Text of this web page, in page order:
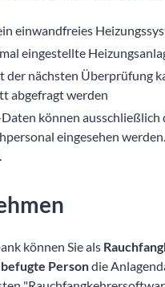
einwandfreies
eingestellte
der nächsten Überprüfung
abgefragt werden
Daten können ausschließlich
eingesehen
können Sie als
Person
die